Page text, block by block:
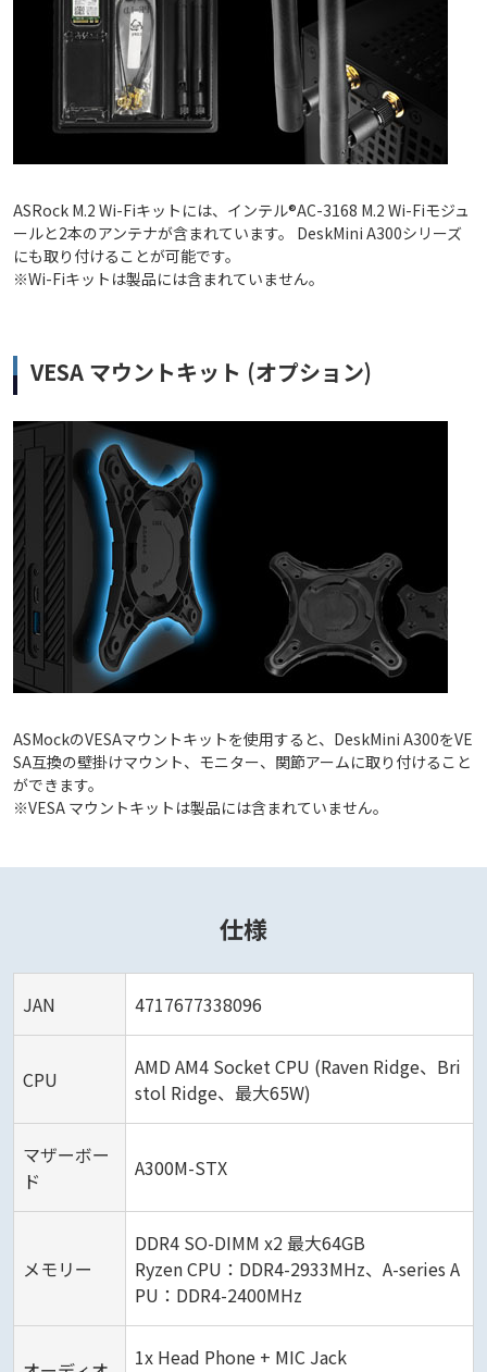
ASRock M.2 Wi-Fiキットには、インテル®AC-3168 M.2 Wi-Fiモジュ
ールと2本のアンテナが含まれています。 DeskMini A300シリーズ
にも取り付けることが可能です。
※Wi-Fiキットは製品には含まれていません。
VESA マウントキット (オプション)
ASMockのVESAマウントキットを使用すると、DeskMini A300をVE
SA互換の壁掛けマウント、モニター、関節アームに取り付けること
ができます。
※VESA マウントキットは製品には含まれていません。
仕様
JAN 4717677338096
CPU
AMD AM4 Socket CPU (Raven Ridge、Bri
stol Ridge、最大65W)
マザーボー
ド
A300M-STX
メモリー
DDR4 SO-DIMM x2 最大64GB
Ryzen CPU：DDR4-2933MHz、A-series A
PU：DDR4-2400MHz
1x Head Phone + MIC Jack